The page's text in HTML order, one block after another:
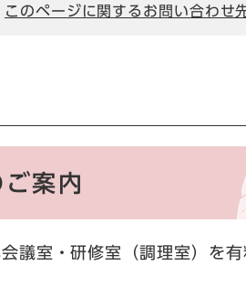
このページに関するお問い合わせ
案内
議室・研修室（調理室）を有